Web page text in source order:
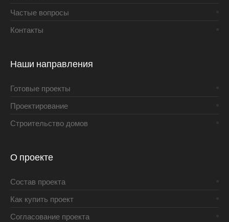
Частые вопросы
Контакты
Наши направления
Готовые проекты
Проектирование
Строительство домов
О проекте
Состав проекта
Как купить проект
Согласование проекта